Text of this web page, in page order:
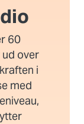
60
over
i
med